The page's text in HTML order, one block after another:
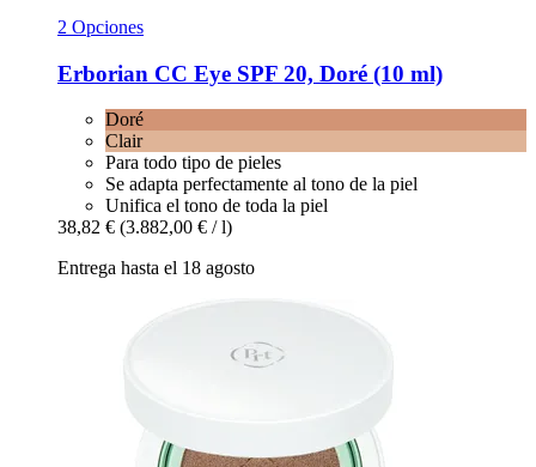
2 Opciones
Erborian CC Eye SPF 20, Doré (10 ml)
Doré
Clair
Para todo tipo de pieles
Se adapta perfectamente al tono de la piel
Unifica el tono de toda la piel
38,82 € (3.882,00 € / l)
Entrega hasta el 18 agosto